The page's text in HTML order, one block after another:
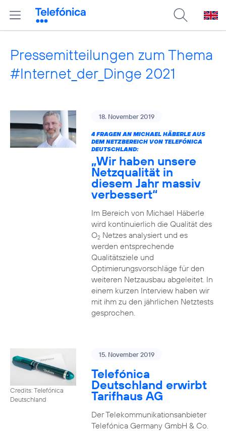
Pressemitteilungen zum Thema
#Internet_der_Dinge 2021
18. November 2019
4 FRAGEN AN MICHAEL HÄBERLE AUS
DEM NETZBEREICH VON TELEFÓNICA
DEUTSCHLAND:
„Wir haben unsere
Netzqualität in
diesem Jahr massiv
verbessert“
Im Bereich von Michael Häberle
wird kontinuierlich die Qualität des
O2Netzes analysiert und es
werden entsprechende
Qualitätsziele und
Optimierungsvorschläge für den
weiteren Netzausbau abgeleitet. In
einem kurzen Interview haben wir
mit ihm zu den jährlichen Netztests
gesprochen.
Credits: Telefónica
Deutschland
15. November 2019
Telefónica
Deutschland erwirbt
Tarifhaus AG
Der Telekommunikationsanbieter
Telefónica Germany GmbH & Co.